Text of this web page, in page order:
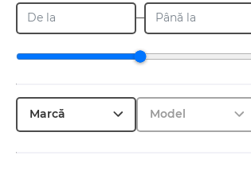
De la Până la
Marcă Model